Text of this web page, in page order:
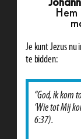
Je kunt Jezus
te bidden:
“God, ik kom
‘Wie tot Mij
6:37).